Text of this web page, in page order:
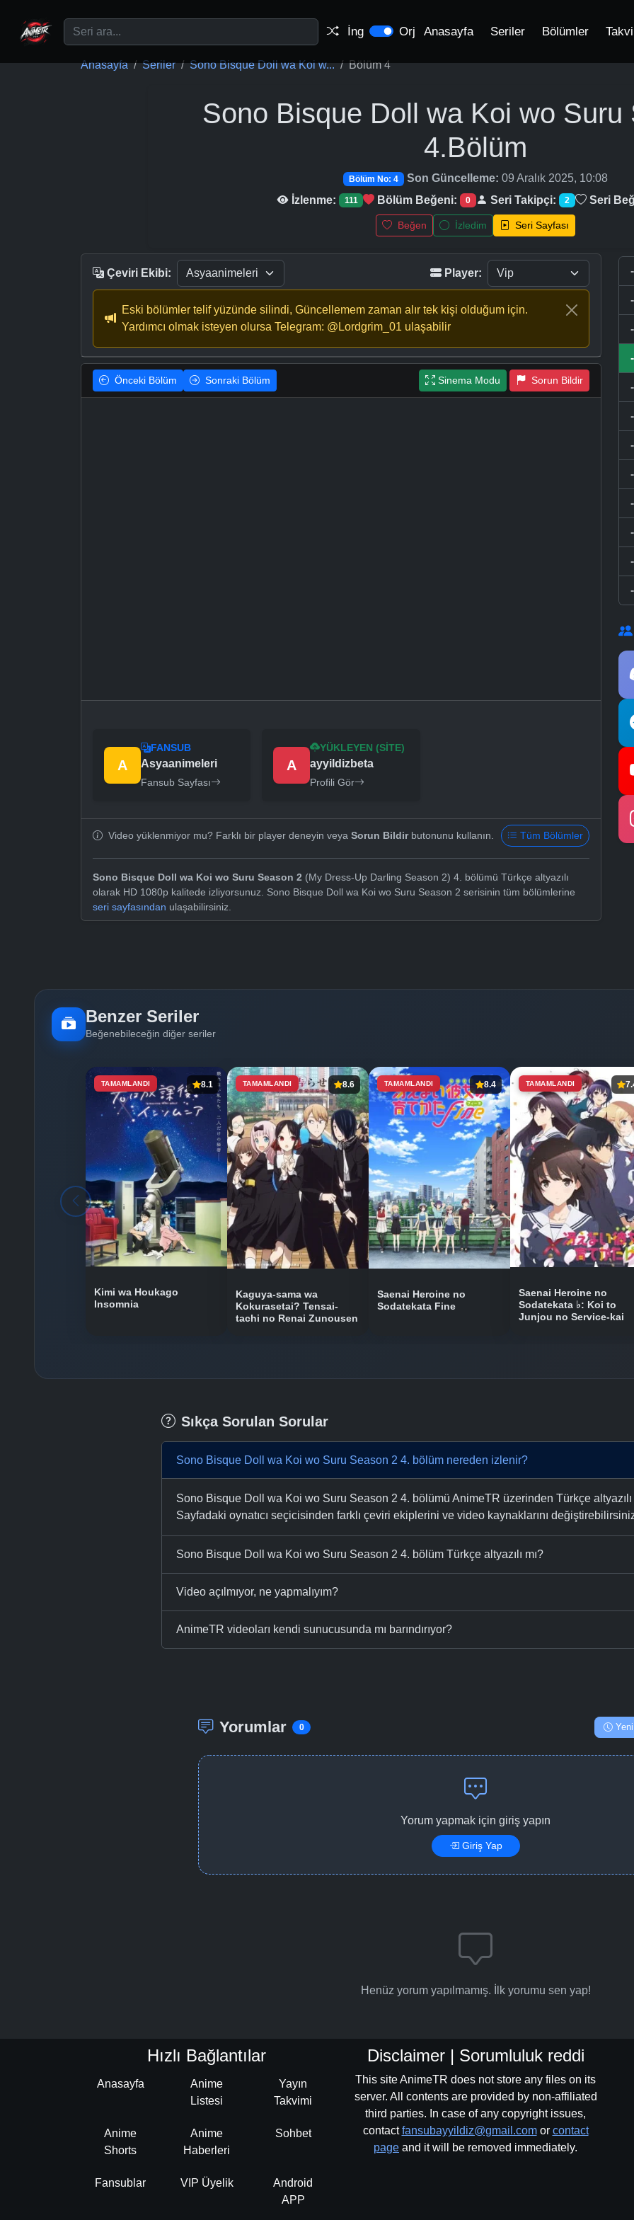
İng Orj Anasayfa Seriler Bölümler
Anasayfa Seriler Sono Bisque Doll wa Koi w... Bölüm 4
Sono Bisque Doll wa Koi wo Suru
4.Bölüm
Bölüm No: 4 Son Güncelleme: 09 Aralık 2025, 10:08
İzlenme:
111 Bölüm Beğeni: 0 Seri Takipçi: 2 Seri
Beğen İzledim Seri Sayfası
Çeviri Ekibi: Player:
Eski bölümler telif yüzünde silindi, Güncellemem zaman alır tek kişi olduğum için.
Yardımcı olmak isteyen olursa Telegram: @Lordgrim_01 ulaşabilir
Önceki Bölüm Sonraki Bölüm Sinema Modu Sorun Bildir
A
FANSUB
Asyaanimeleri
Fansub Sayfası
A
YÜKLEYEN (SITE)
ayyildizbeta
Profili Gör
Video yüklenmiyor mu? Farklı bir player deneyin veya Sorun Bildirbutonunu kullanın. Tüm Bölümler
Sono Bisque Doll wa Koi wo Suru Season 2 (My Dress-Up Darling Season 2) 4. bölümü Türkçe altyazılı
olarak HD 1080p kalitede izliyorsunuz. Sono Bisque Doll wa Koi wo Suru Season 2 serisinin tüm bölümlerine
seri sayfasından ulaşabilirsiniz.
Benzer Seriler
Beğenebileceğin diğer seriler
TAMAMLANDI 8.1
Kimi wa Houkago
Insomnia
TAMAMLANDI 8.6
Kaguya-sama wa
Kokurasetai? Tensai-
tachi no Renai Zunousen
TAMAMLANDI 8.4
Saenai Heroine no
Sodatekata Fine
TAMAMLANDI
Saenai Heroine no
Sodatekata ♭: Koi to
Junjou no Service-kai
Sıkça Sorulan Sorular
Sono Bisque Doll wa Koi wo Suru Season 2 4. bölüm nereden izlenir?
Sono Bisque Doll wa Koi wo Suru Season 2 4. bölümü AnimeTR üzerinden Türkçe
Sayfadaki oynatıcı seçicisinden farklı çeviri ekiplerini ve video kaynaklarını
Sono Bisque Doll wa Koi wo Suru Season 2 4. bölüm Türkçe altyazılı mı?
Video açılmıyor, ne yapmalıyım?
AnimeTR videoları kendi sunucusunda mı barındırıyor?
Yorumlar 0 Yeni
Yorum yapmak için giriş yapın
Giriş Yap
Henüz yorum yapılmamış. İlk yorumu sen yap!
Hızlı Bağlantılar
Anasayfa
Anime
Listesi
Yayın
Takvimi
Anime
Shorts
Anime
Haberleri
Sohbet
Fansublar VIP Üyelik
Android
APP
Disclaimer | Sorumluluk reddi
This site AnimeTR does not store any files on its
server. All contents are provided by non-affiliated
third parties. In case of any copyright issues,
contactfansubayyildiz@gmail.comor contact
page and it will be removed immediately.